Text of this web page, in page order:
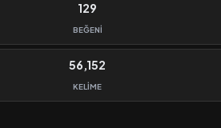
129
BEĞENI
56,152
KELIME